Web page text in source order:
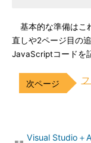
基本的な準備はこ
直しや2ページ目の
JavaScriptコードを
Visual Studio＋